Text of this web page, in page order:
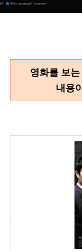
영화를 보는
내용이